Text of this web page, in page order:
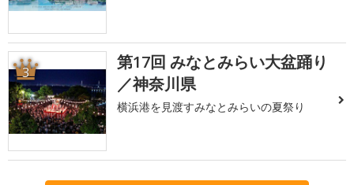
3
第17回 みなとみらい大盆踊り
／神奈川県
横浜港を見渡すみなとみらいの夏祭り